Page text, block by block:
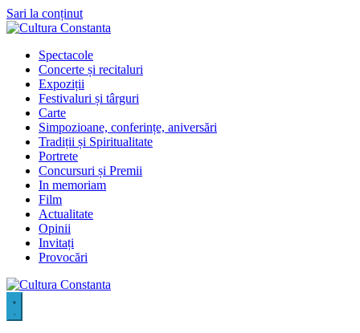
Sari la conținut
Spectacole
Concerte și recitaluri
Expoziții
Festivaluri și târguri
Carte
Simpozioane, conferințe, aniversări
Tradiții și Spiritualitate
Portrete
Concursuri și Premii
In memoriam
Film
Actualitate
Opinii
Invitați
Provocări